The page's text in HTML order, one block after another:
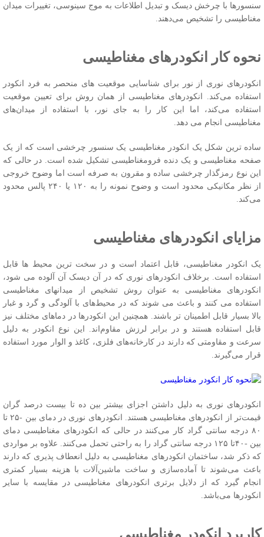
با چرخش دیسک و تبدیل اطلاعات به موج سینوسی، تغییرات میدان
را تشخیص می‌دهند.
کار انکودرهای مغناطیسی
نوری از نور برای شناسایی موقعیت های منحصر به فرد انکودر
می‌کند. انکودرهای مغناطیسی از همان روش برای تعیین موقعیت
می‌کند، اما این کار را به جای نور، با استفاده از میدان‌های
انجام می دهد.
ترین شکل یک انکودر مغناطیسی یک سنسور چرخشی است که از یک
مغناطیسی و یک دنده فرومغناطیسی تشکیل شده است. در حالی که
نوع رمزگذار چرخشی ساده و مقرون به صرفه است اما وضوح خروجی
از نظر مکانیکی محدود است و وضوح نمونه را به ۱۲۰ یا ۲۴۰ پالس محدود
انکودرهای مغناطیسی
انکودر مغناطیسی، قابل اعتماد است و در سخت ترین محیط ها قابل
است. برخلاف انکودرهای نوری که در آن دیسک آن آلوده می شود،
مغناطیسی به عنوان روش تشخیص از میدانهای مغناطیسی
می کنند و باعث می شوند که در محیط‌های با آلودگی و گرد و غبار
بسیار قابل اطمینان تر باشند. همچنین این انکودرها در دماهای مختلف نیز
استفاده هستند و در برابر لرزش مقاوم‌اند. این نوع انکودر به دلیل
و مقاومتی که دارند در کارخانه‌های فلزی، کاغذ و الوار مورد استفاده
می‌گیرند.
نوری به دلیل داشتن اجزای بیشتر بین ده تا بیست درصد گران
قیمت‌تر از انکودرهای مغناطیسی هستند. انکودرهای نوری در دمای بین -۲۵ تا
۸۰ درجه سانتی گراد کار می‌کنند در حالی که انکودرهای مغناطیسی دمای
بین -۴۰تا ۱۲۵ درجه سانتی گراد را به راحتی تحمل می‌کنند. علاوه بر مواردی
ذکر شد، ساختمان انکودرهای مغناطیسی به دلیل انعطاف پذیری که دارند
می‌شوند تا آماده‌سازی و ساخت ماشین‌آلات با هزینه بسیار کمتری
گیرد که از دلایل برتری انکودرهای مغناطیسی در مقایسه با سایر
می‌باشد.
انکودر مغناطیسی